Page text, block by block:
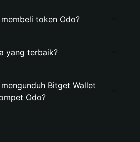
token Odo?
yang terbaik?
Bitget Wallet
Odo?